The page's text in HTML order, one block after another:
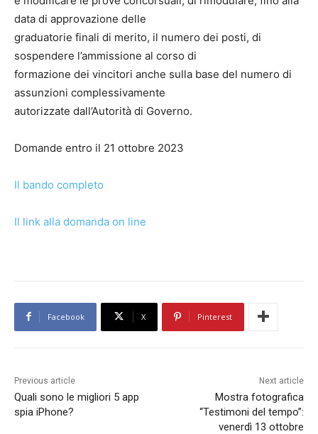
data di approvazione delle
graduatorie finali di merito, il numero dei posti, di
sospendere l’ammissione al corso di
formazione dei vincitori anche sulla base del numero di
assunzioni complessivamente
autorizzate dall’Autorità di Governo.
Domande entro il 21 ottobre 2023
Il bando completo
Il link alla domanda on line
Facebook X Pinterest
Previous article
Quali sono le migliori 5 app
spia iPhone?
Next article
Mostra fotografica
“Testimoni del tempo”:
venerdì 13 ottobre